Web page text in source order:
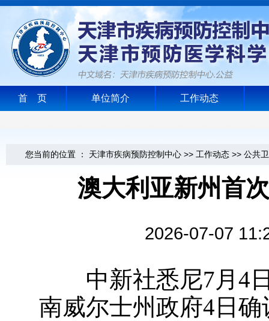
首 页 单位简介 工作动态
您当前的位置 ： 天津市疾病预防控制中心 >> 工作动态 >> 公共
澳大利亚新州首
2026-07-07
中新社悉尼7月4日
南威尔士州政府4日